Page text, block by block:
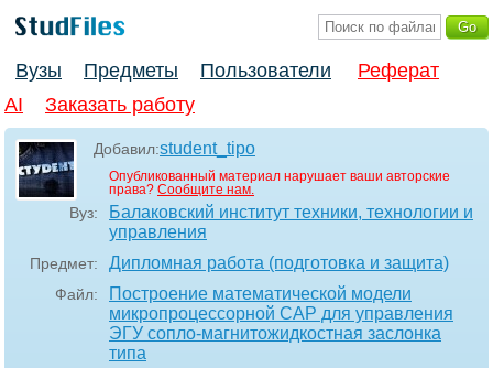
Вузы Предметы Пользователи
Реферат
AI
Заказать работу
Добавил:student_tipo
Опубликованный материал нарушает ваши авторские
права? Сообщите нам.
Вуз:
Балаковский институт техники, технологии и
управления
Предмет: Дипломная работа (подготовка и защита)
Файл:
Построение математической модели
микропроцессорной САР для управления
ЭГУ сопло-магнитожидкостная заслонка
типа